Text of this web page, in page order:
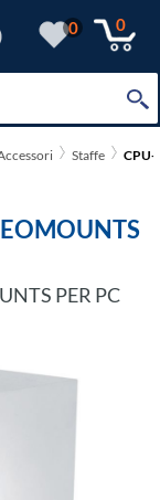
0 0
Staffe CPU-
PER PC